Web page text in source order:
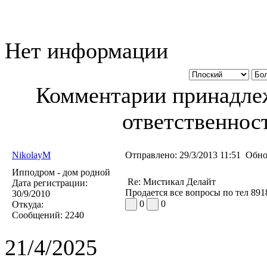
Нет информации
Комментарии
NikolayM Отправлено: 29/3/2013 11:51
Ипподром - дом родной
Дата регистрации:
30/9/2010
Откуда:
Сообщений: 2240
Re: Мистикал Делайт
Продается все вопросы по тел
0
0
21/4/2025